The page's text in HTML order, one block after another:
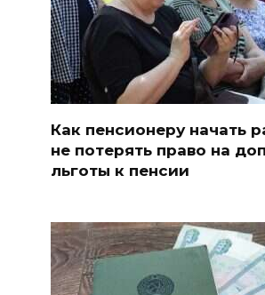
Как пенсионеру начать
не потерять право на
льготы к пенсии